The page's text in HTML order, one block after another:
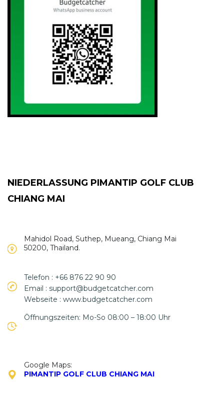
NIEDERLASSUNG PIMANTIP GOLF CLUB
CHIANG MAI
Mahidol Road, Suthep, Mueang, Chiang Mai
50200, Thailand.
Telefon : +66 876 22 90 90
Email : support@budgetcatcher.com
Webseite : www.budgetcatcher.com
Öffnungszeiten: Mo-So 08:00 – 18:00 Uhr
Google Maps:
PIMANTIP GOLF CLUB CHIANG MAI